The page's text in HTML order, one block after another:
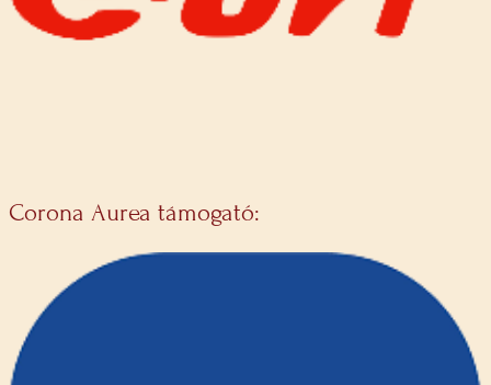
Corona Aurea támogató: